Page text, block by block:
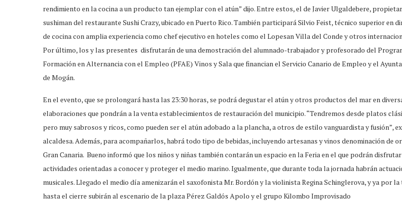
rendimiento en la cocina a un producto tan ejemplar con el atún” dijo. Entre estos, el de Javier Ulgaldebere,
sushiman del restaurante Sushi Crazy, ubicado en Puerto Rico. También participará Silvio Feist, técnico superior en
de cocina con amplia experiencia como chef ejecutivo en hoteles como el Lopesan Villa del Conde y otros
Por último, los y las presentes disfrutarán de una demostración del alumnado-trabajador y profesorado del
Formación en Alternancia con el Empleo (PFAE) Vinos y Sala que financian el Servicio Canario de Empleo y el
de Mogán.
En el evento, que se prolongará hasta las 23:30 horas, se podrá degustar el atún y otros productos del mar en
elaboraciones que pondrán a la venta establecimientos de restauración del municipio. “Tendremos desde platos
pero muy sabrosos y ricos, como pueden ser el atún adobado a la plancha, a otros de estilo vanguardista y fusión”,
alcaldesa. Además, para acompañarlos, habrá todo tipo de bebidas, incluyendo artesanas y vinos denominación de
Gran Canaria. Bueno informó que los niños y niñas también contarán un espacio en la Feria en el que podrán
actividades orientadas a conocer y proteger el medio marino. Igualmente, que durante toda la jornada habrán
musicales. Llegado el medio día amenizarán el saxofonista Mr. Bordón y la violinista Regina Schinglerova, y ya por la
hasta el cierre subirán al escenario de la plaza Pérez Galdós Apolo y el grupo Kilombo Improvisado